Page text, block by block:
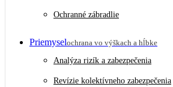
Ochranné zábradlie
Priemyselochrana vo výškach a hĺbke
Analýza rizík a zabezpečenia
Revízie kolektívneho zabezpečenia